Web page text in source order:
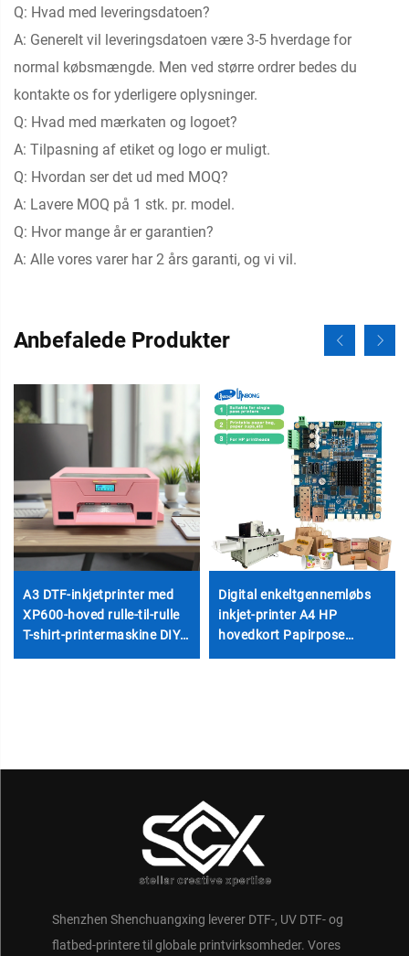
Q: Hvad med leveringsdatoen?
A: Generelt vil leveringsdatoen være 3-5 hverdage for
normal købsmængde. Men ved større ordrer bedes du
kontakte os for yderligere oplysninger.
Q: Hvad med mærkaten og logoet?
A: Tilpasning af etiket og logo er muligt.
Q: Hvordan ser det ud med MOQ?
A: Lavere MOQ på 1 stk. pr. model.
Q: Hvor mange år er garantien?
A: Alle vores varer har 2 års garanti, og vi vil.
Anbefalede Produkter
A3 DTF-inkjetprinter med
XP600-hoved rulle-til-rulle
T-shirt-printermaskine DIY
Digital enkeltgennemløbs
inkjet-printer A4 HP
hovedkort Papirpose
Shenzhen Shenchuangxing leverer DTF-, UV DTF- og
flatbed-printere til globale printvirksomheder. Vores